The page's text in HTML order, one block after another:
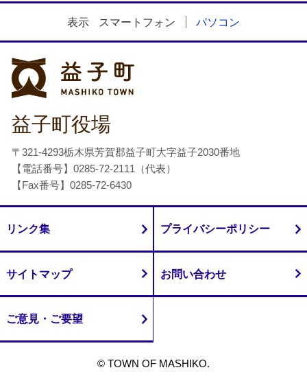
表示 スマートフォン パソコン
益子町役場
〒321-4293栃木県芳賀郡益子町大字益子2030番地
【電話番号】0285-72-2111（代表）
【Fax番号】0285-72-6430
リンク集 プライバシーポリシー
サイトマップ お問い合わせ
ご意見・ご要望
© TOWN OF MASHIKO.